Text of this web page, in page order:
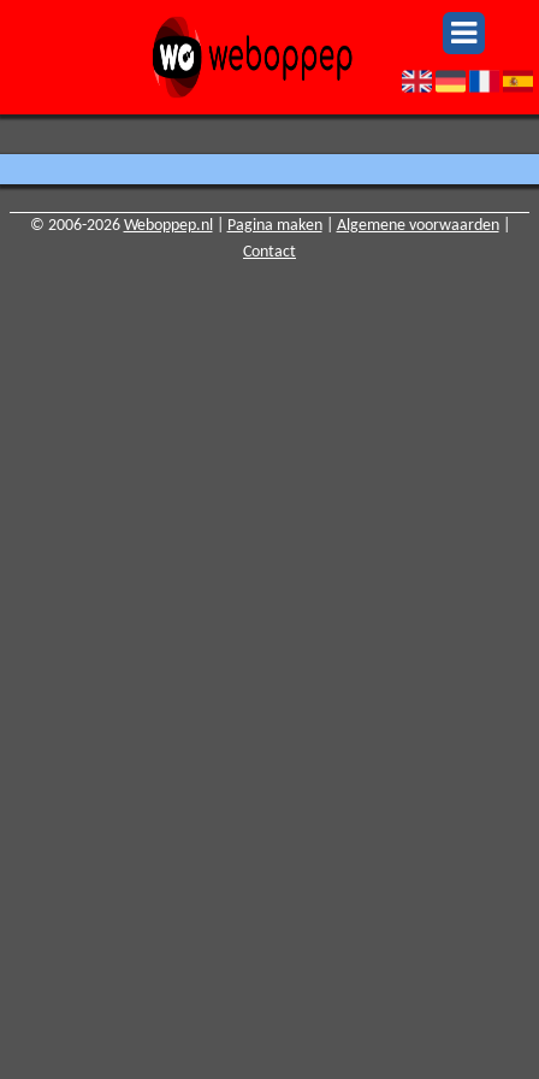
© 2006-2026 Weboppep.nl| Pagina maken| Algemene voorwaarden|
Contact